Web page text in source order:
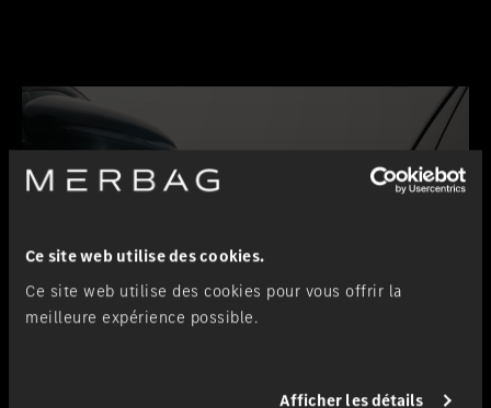
Ce site web utilise des cookies.
Ce site web utilise des cookies pour vous offrir la
meilleure expérience possible.
Afficher les détails